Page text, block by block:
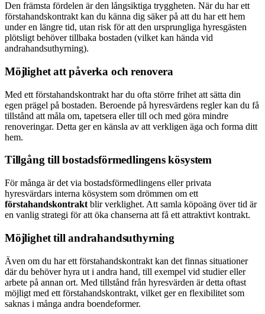
Den främsta fördelen är den långsiktiga tryggheten. När du har ett
förstahandskontrakt kan du känna dig säker på att du har ett hem
under en längre tid, utan risk för att den ursprungliga hyresgästen
plötsligt behöver tillbaka bostaden (vilket kan hända vid
andrahandsuthyrning).
Möjlighet att påverka och renovera
Med ett förstahandskontrakt har du ofta större frihet att sätta din
egen prägel på bostaden. Beroende på hyresvärdens regler kan du få
tillstånd att måla om, tapetsera eller till och med göra mindre
renoveringar. Detta ger en känsla av att verkligen äga och forma ditt
hem.
Tillgång till bostadsförmedlingens kösystem
För många är det via bostadsförmedlingens eller privata
hyresvärdars interna kösystem som drömmen om ett
förstahandskontrakt blir verklighet. Att samla köpoäng över tid är
en vanlig strategi för att öka chanserna att få ett attraktivt kontrakt.
Möjlighet till andrahandsuthyrning
Även om du har ett förstahandskontrakt kan det finnas situationer
där du behöver hyra ut i andra hand, till exempel vid studier eller
arbete på annan ort. Med tillstånd från hyresvärden är detta oftast
möjligt med ett förstahandskontrakt, vilket ger en flexibilitet som
saknas i många andra boendeformer.